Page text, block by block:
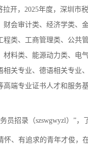
开， 2025年度，深圳市
会审计类、经济学类、
类、工商管理类、公共
料类、能源动力类、电
关专业、德语相关专业
端专业证书人才和服务基
员招录（szswgwyzl）”
怀、有追求的青年才俊，